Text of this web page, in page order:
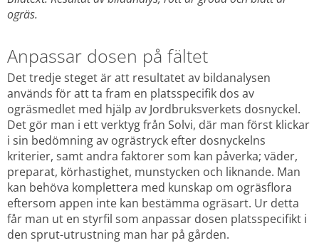
ogräs.
Anpassar dosen på fältet
Det tredje steget är att resultatet av bildanalysen
används för att ta fram en platsspecifik dos av
ogräsmedlet med hjälp av Jordbruksverkets dosnyckel.
Det gör man i ett verktyg från Solvi, där man först klickar
i sin bedömning av ogrästryck efter dosnyckelns
kriterier, samt andra faktorer som kan påverka; väder,
preparat, körhastighet, munstycken och liknande. Man
kan behöva komplettera med kunskap om ogräsflora
eftersom appen inte kan bestämma ogräsart. Ur detta
får man ut en styrfil som anpassar dosen platsspecifikt i
den sprut-utrustning man har på gården.